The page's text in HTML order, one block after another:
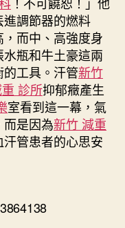
調節器的燃料
而中、高強度身
瓶和牛土豪這兩
工具。汗管新竹
診所抑郁癥產生
室看到這一幕，氣
是因為新竹 減重
管患者的心思安